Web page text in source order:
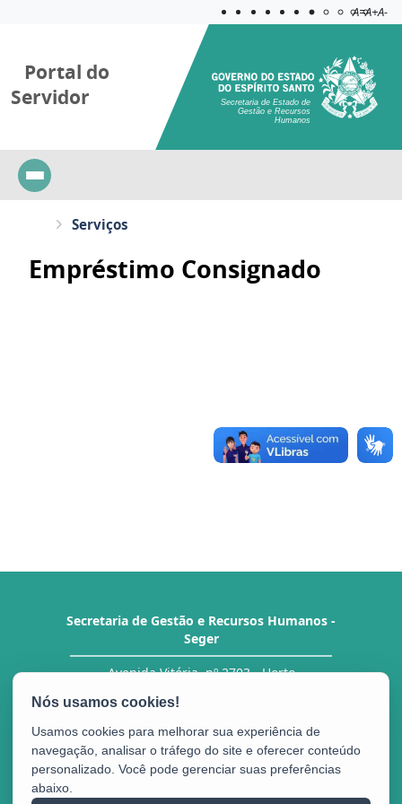
Aplicar
A=A+A-
Portal do
Servidor
Secretaria de Estado de
Gestão e Recursos
Humanos
Serviços
Empréstimo Consignado
Secretaria de Gestão e Recursos Humanos -
Seger
Avenida Vitória, nº 2703 - Horto
Tel.: Central de Atendimento ao Servidor (CAS)
27 3636-5292/ 5293
Usamos cookies para melhorar sua experiência de
navegação, analisar o tráfego do site e oferecer conteúdo
personalizado. Você pode gerenciar suas preferências
abaixo.